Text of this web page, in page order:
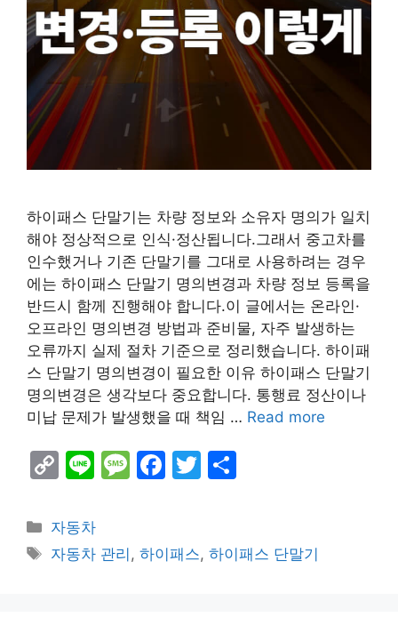
하이패스 단말기는 차량 정보와 소유자 명의가 일치
해야 정상적으로 인식·정산됩니다.그래서 중고차를
인수했거나 기존 단말기를 그대로 사용하려는 경우
에는 하이패스 단말기 명의변경과 차량 정보 등록을
반드시 함께 진행해야 합니다.이 글에서는 온라인·
오프라인 명의변경 방법과 준비물, 자주 발생하는
오류까지 실제 절차 기준으로 정리했습니다. 하이패
스 단말기 명의변경이 필요한 이유 하이패스 단말기
명의변경은 생각보다 중요합니다. 통행료 정산이나
미납 문제가 발생했을 때 책임 … Read more
C
p
y
Li
e
M
s
F
e
T
er e
Categories
자동차
Tags
자동차 관리 ,하이패스,하이패스 단말기